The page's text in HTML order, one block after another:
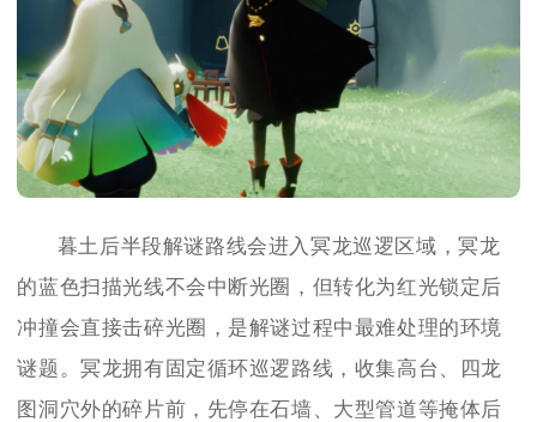
暮土后半段解谜路线会进入冥龙巡逻区域，冥龙
的蓝色扫描光线不会中断光圈，但转化为红光锁定后
冲撞会直接击碎光圈，是解谜过程中最难处理的环境
谜题。冥龙拥有固定循环巡逻路线，收集高台、四龙
图洞穴外的碎片前，先停在石墙、大型管道等掩体后